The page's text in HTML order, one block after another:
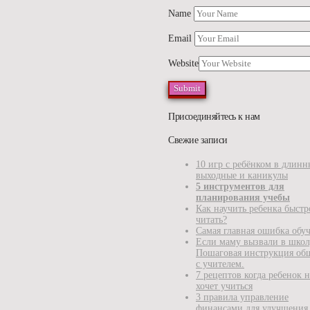
Name
Email
Website
Присоединяйтесь к нам
Свежие записи
10 игр с ребёнком в
выходные и каникулы
5 инструментов для
планирования учебы
Как научить ребенка
читать?
Самая главная ошибка
Если маму вызвали в
Пошаговая инструкция
с учителем.
7 рецептов когда ребенок
хочет учиться
3 правила управление